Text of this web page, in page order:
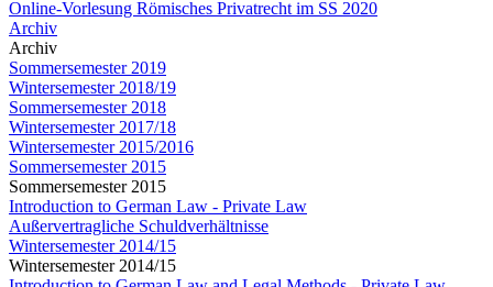
Online-Vorlesung Römisches Privatrecht im SS 2020
Archiv
Archiv
Sommersemester 2019
Wintersemester 2018/19
Sommersemester 2018
Wintersemester 2017/18
Wintersemester 2015/2016
Sommersemester 2015
Sommersemester 2015
Introduction to German Law - Private Law
Außervertragliche Schuldverhältnisse
Wintersemester 2014/15
Wintersemester 2014/15